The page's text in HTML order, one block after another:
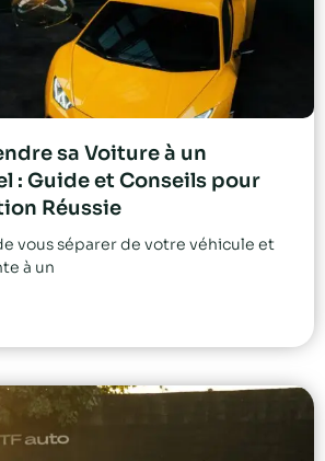
sa Voiture à un
: Guide et Conseils pour
Réussie
vous séparer de votre véhicule et
à un